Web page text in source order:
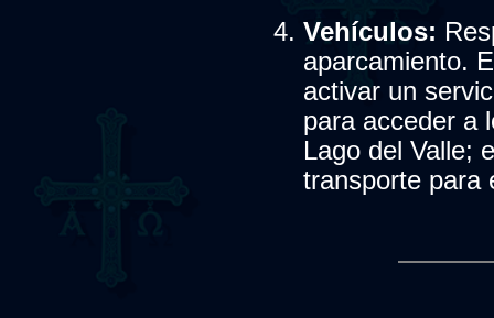
Vehículos:
aparcamiento.
activar un
para acceder a
Lago del Valle;
transporte para